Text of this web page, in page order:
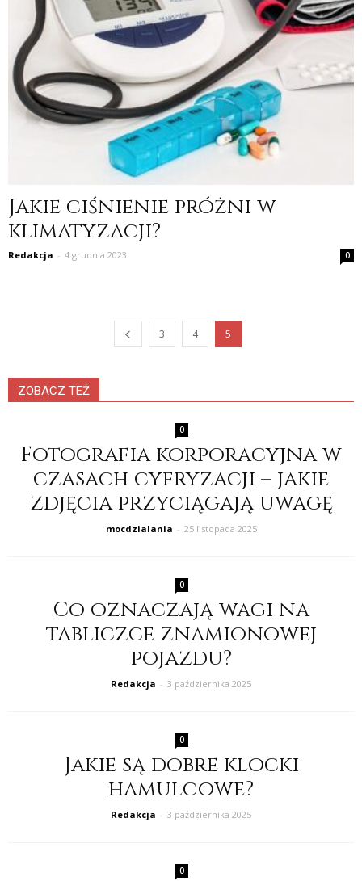
Jakie ciśnienie próżni w
klimatyzacji?
Redakcja - 4 grudnia 2023 0
3 4 5
ZOBACZ TEŻ
0
Fotografia korporacyjna w
czasach cyfryzacji – jakie
zdjęcia przyciągają uwagę
mocdzialania - 25 listopada 2025
0
Co oznaczają wagi na
tabliczce znamionowej
pojazdu?
Redakcja - 3 października 2025
0
Jakie są dobre klocki
hamulcowe?
Redakcja - 3 października 2025
0